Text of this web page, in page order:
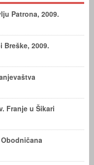
Patrona, 2009.
Breške, 2009.
Franje u Šikari